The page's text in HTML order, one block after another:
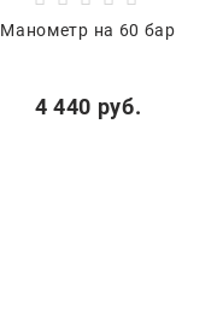
Манометр на 60 бар
4 440 руб.